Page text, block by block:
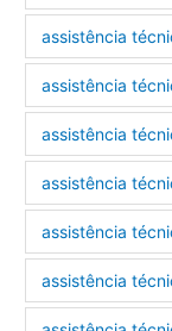
assistência
assistência
assistência
assistência
assistência
assistência